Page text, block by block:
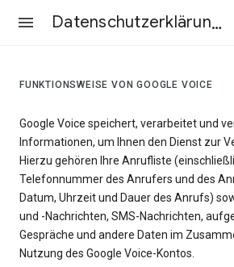
Datenschutzerklärung & Nutzungsbedingungen
FUNKTIONSWEISE VON GOOGLE VOICE
Google Voice speichert, verarbeitet und
Informationen, um Ihnen den Dienst zur
Hierzu gehören Ihre Anrufliste
Telefonnummer des Anrufers und des
Datum, Uhrzeit und Dauer des Anrufs)
und -Nachrichten, SMS-Nachrichten,
Gespräche und andere Daten im
Nutzung des Google Voice-Kontos.